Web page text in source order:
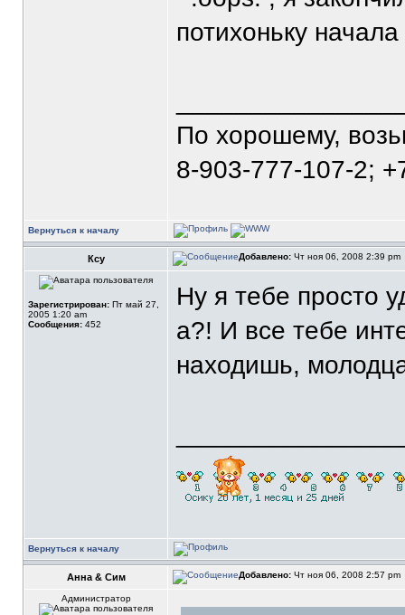
потихоньку
По хорошему,
8-903-777-107-2;
Вернуться к началу
Ксу Добавлено: Чт ноя 06, 2008 2:39 pm
Зарегистрирован: Пт май 27,
2005 1:20 am
Сообщения: 452
Ну я тебе просто
а?! И все тебе
находишь,
Вернуться к началу
Анна & Сим Добавлено: Чт ноя 06, 2008 2:57 pm
Администратор